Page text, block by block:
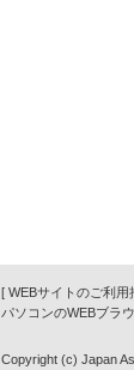
[ WEBサイトのご利
パソコンのWEBブラ
Copyright (c) Japan